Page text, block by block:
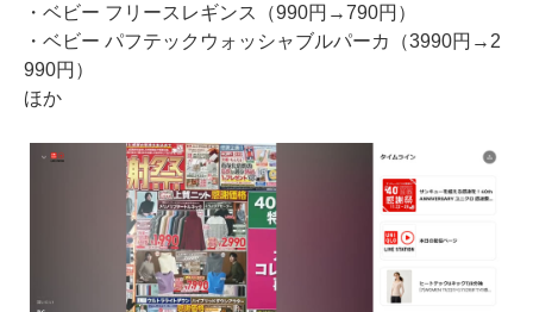
・ベビー フリースレギンス（990円→790円）
・ベビー パフテックウォッシャブルパーカ（3990円→2
990円）
ほか